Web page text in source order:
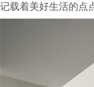
记载着美好生活的点